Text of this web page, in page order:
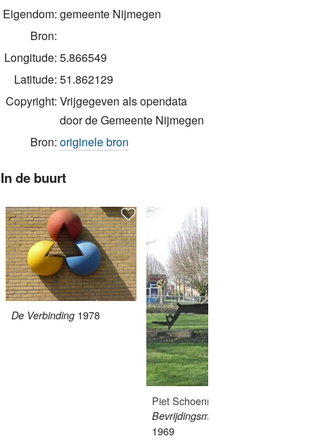
Eigendom: gemeente Nijmegen
Bron:
Longitude: 5.866549
Latitude: 51.862129
Copyright: Vrijgegeven als opendata
door de Gemeente Nijmegen
Bron: originele bron
In de buurt
De Verbinding 1978
Piet Schoenmakers
Bevrijdingsmonument
1969